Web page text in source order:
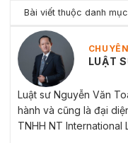
Bài viết thuộc danh
LUẬT
Luật sư Nguyễn Văn
hành và cũng là đại
TNHH NT International